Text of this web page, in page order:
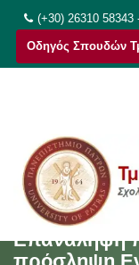
στο
περιεχόμενο
(+30) 26310 58343
Οδηγός Σπουδών
Επανάληψη